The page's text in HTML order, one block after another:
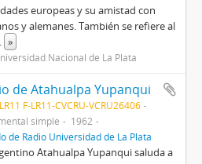
europeas y su amistad con
y alemanes. También se refiere al
»
Nacional de La Plata
de Atahualpa Yupanqui
F-LR11-CVCRU-VCRU26406
simple
1962
de Radio Universidad de La Plata
Atahualpa Yupanqui saluda a